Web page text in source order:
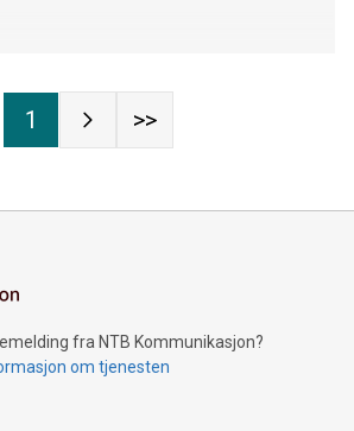
1 >>
fra NTB Kommunikasjon?
om tjenesten